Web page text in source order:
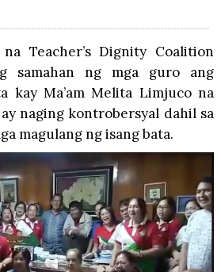
na Teacher’s Dignity Coalition
samahan ng mga guro ang
kay Ma’am Melita Limjuco na
naging kontrobersyal dahil sa
magulang ng isang bata.